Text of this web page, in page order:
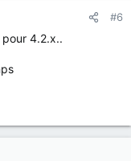
#6
4.2.x..